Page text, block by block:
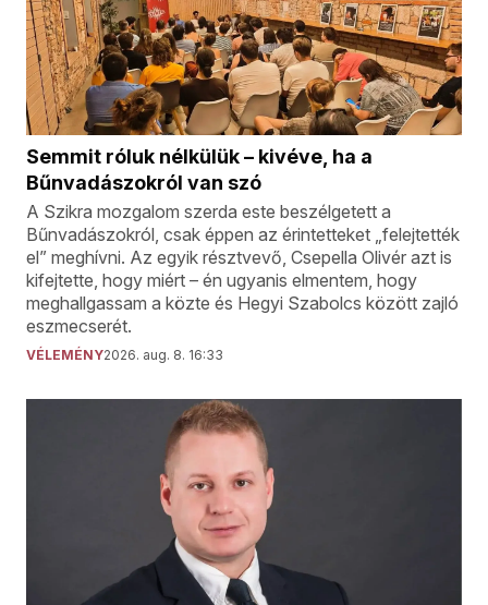
Semmit róluk nélkülük – kivéve, ha a
Bűnvadászokról van szó
A Szikra mozgalom szerda este beszélgetett a
Bűnvadászokról, csak éppen az érintetteket „felejtették
el” meghívni. Az egyik résztvevő, Csepella Olivér azt is
kifejtette, hogy miért – én ugyanis elmentem, hogy
meghallgassam a közte és Hegyi Szabolcs között zajló
eszmecserét.
VÉLEMÉNY2026. aug. 8. 16:33